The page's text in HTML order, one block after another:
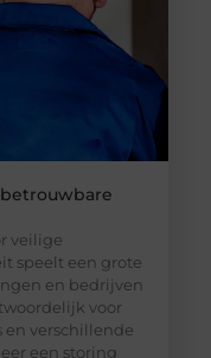
veilige
speelt een grote
en bedrijven
voor
verschillende
een storing